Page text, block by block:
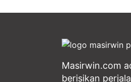
Masirwin.com
berisikan